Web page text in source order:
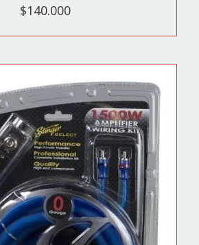
$140.000